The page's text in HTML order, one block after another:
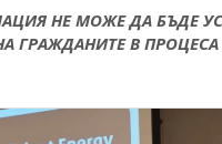
НЕ МОЖЕ ДА БЪДЕ
ГРАЖДАНИТЕ В ПРОЦЕСА